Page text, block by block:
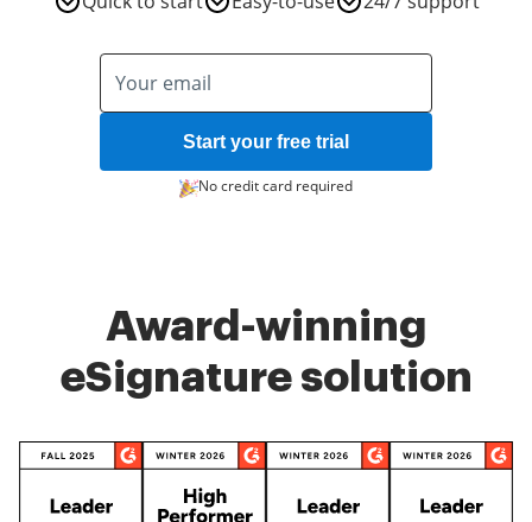
Start your free trial
No credit card required
Award-winning
eSignature solution